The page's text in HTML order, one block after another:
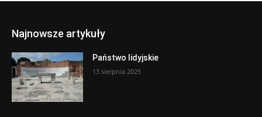
Najnowsze artykuły
Państwo lidyjskie
13 sierpnia 2025